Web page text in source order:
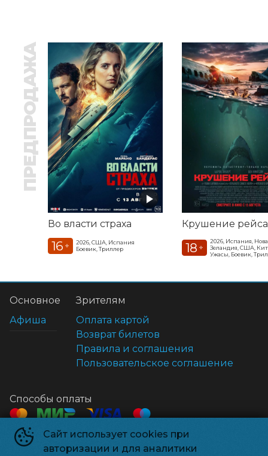
ПРЕДПРОДАЖА
Во власти страха
16 +
2026, США, Испания
Боевик, Триллер
Крушение рейса
18 +
2026, Испания,
Зеландия, США,
Ужасы, Боевик,
Сайт использует cookies при
авторизации и для аналитики
Основное
Афиша
Зрителям
Оплата картой
Возврат билетов
Правила и соглашения
Пользовательское соглашение
Способы оплаты
Контакты